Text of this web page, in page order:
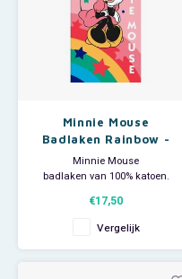
Minnie Mouse
Badlaken Rainbow -
Disney
Minnie Mouse
badlaken van 100% katoen.
ideaal voor thuisgebruik, voor bij
de zwemles of
als strandlaken om op te
zonnen op het strand. Afmeting:
€17,50
Vergelijk